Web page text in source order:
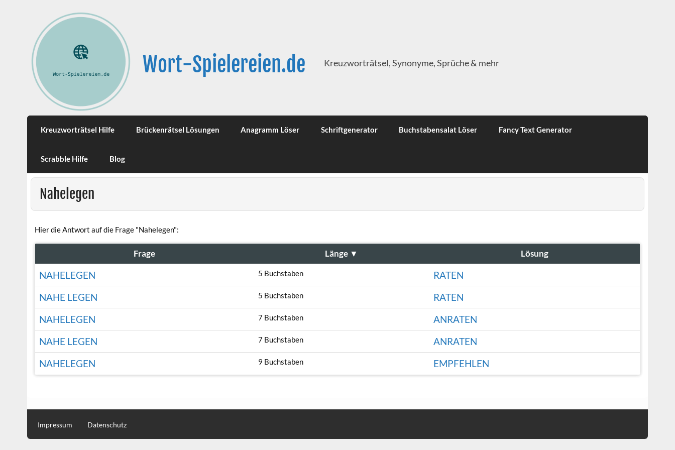
Wort-Spielereien.de Kreuzworträtsel, Synonyme, Sprüche & mehr
Kreuzworträtsel Hilfe Brückenrätsel Lösungen Anagramm Löser Schriftgenerator Buchstabensalat Löser Fancy Text Generator
Scrabble Hilfe Blog
Nahelegen
Hier die Antwort auf die Frage "Nahelegen":
Frage Länge ▼ Lösung
NAHELEGEN 5 Buchstaben
RATEN
NAHE LEGEN
5 Buchstaben
RATEN
NAHELEGEN
7 Buchstaben
ANRATEN
NAHE LEGEN
7 Buchstaben
ANRATEN
NAHELEGEN
9 Buchstaben EMPFEHLEN
Impressum Datenschutz